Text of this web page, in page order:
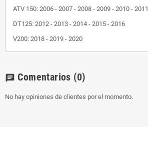
ATV 150: 2006 - 2007 - 2008 - 2009 - 2010 - 2011
DT125: 2012 - 2013 - 2014 - 2015 - 2016
V200: 2018 - 2019 - 2020
chat Comentarios (0)
No hay opiniones de clientes por el momento.